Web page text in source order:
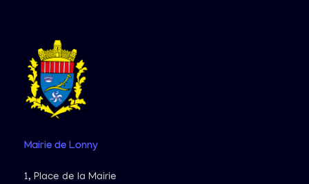
Mairie de Lonny
1, Place de la Mairie